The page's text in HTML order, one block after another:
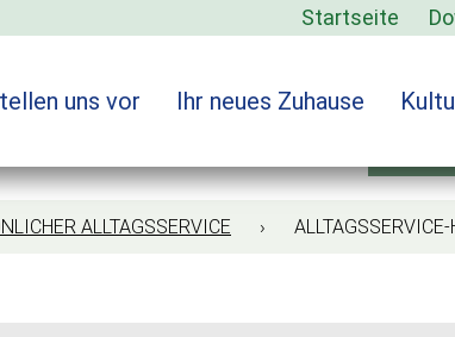
Startseite
uns vor Ihr neues Zuhause
ALLTAGSSERVICE › ALLTAGSSERVICE-